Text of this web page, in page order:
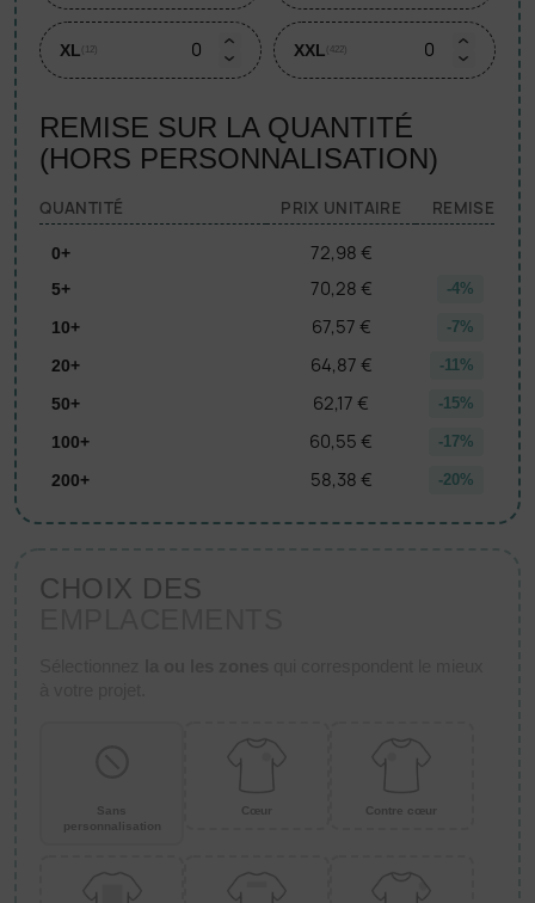
XL (12) XXL (422)
REMISE SUR LA QUANTITÉ
(HORS PERSONNALISATION)
QUANTITÉ PRIX UNITAIRE REMISE
0+ 72,98 €
5+ 70,28 € -4%
10+ 67,57 € -7%
20+ 64,87 € -11%
50+ 62,17 € -15%
100+ 60,55 € -17%
200+ 58,38 € -20%
CHOIX DES
Sans
personnalisation
Cœur Contre cœur